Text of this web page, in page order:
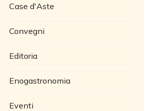
Case d'Aste
Convegni
Editoria
Enogastronomia
Eventi